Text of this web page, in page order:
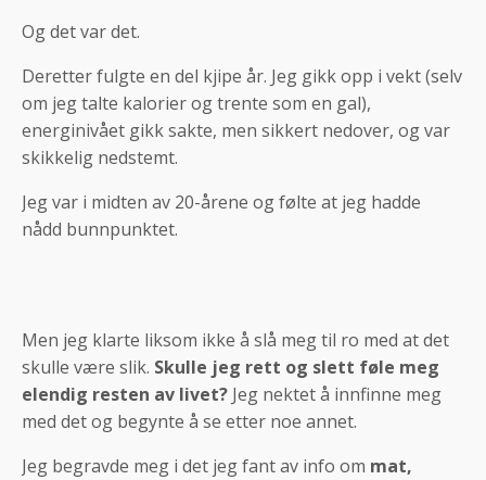
Og det var det.
Deretter fulgte en del kjipe år. Jeg gikk opp i vekt (selv
om jeg talte kalorier og trente som en gal),
energinivået gikk sakte, men sikkert nedover, og var
skikkelig nedstemt.
Jeg var i midten av 20-årene og følte at jeg hadde
nådd bunnpunktet.
Men jeg klarte liksom ikke å slå meg til ro med at det
skulle være slik. Skulle jeg rett og slett føle meg
elendig resten av livet? Jeg nektet å innfinne meg
med det og begynte å se etter noe annet.
Jeg begravde meg i det jeg fant av info om mat,